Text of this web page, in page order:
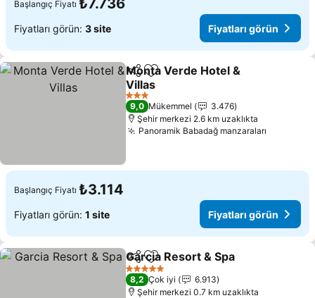
Başlangıç Fiyatı ₺7.736
Fiyatları görün: 3 site Fiyatları görün
PaylaşFavorilerime ekle
Monta Verde Hotel &
Villas
Fiyatları görün
3 Yıldız
9,0 Mükemmel
3.476
Şehir merkezi 2.6 km uzaklıkta
Panoramik Babadağ manzaraları
Başlangıç Fiyatı ₺3.114
Fiyatları görün: 1 site Fiyatları görün
PaylaşFavorilerime ekle
Garcia Resort & Spa
5 Yıldız
8,2 Çok iyi
6.913
Şehir merkezi 0.7 km uzaklıkta